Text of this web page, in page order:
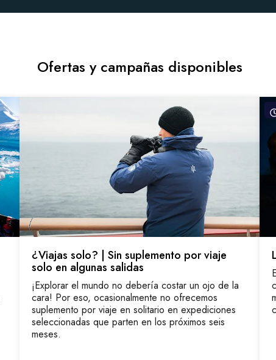
Ofertas y campañas disponibles
¿Viajas solo? | Sin suplemento por viaje
solo en algunas salidas
¡Explorar el mundo no debería costar un ojo de la
cara! Por eso, ocasionalmente no ofrecemos
suplemento por viaje en solitario en expediciones
seleccionadas que parten en los próximos seis
meses.